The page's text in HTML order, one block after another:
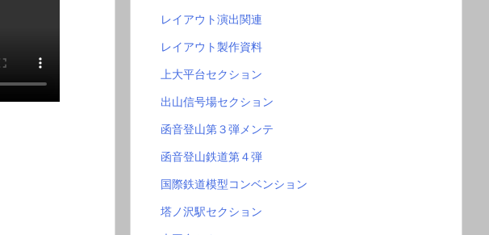
レイアウト演出関連
レイアウト製作資料
上大平台セクション
出山信号場セクション
函音登山第３弾メンテ
函音登山鉄道第４弾
国際鉄道模型コンベンション
塔ノ沢駅セクション